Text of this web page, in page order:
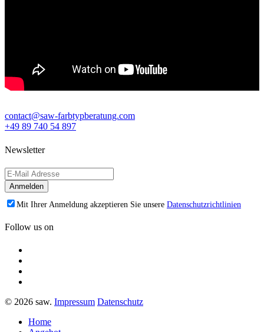
contact@saw-farbtypberatung.com
+49 89 740 54 897
Newsletter
Mit Ihrer Anmeldung akzeptieren Sie unsere Datenschutzrichtlinien
Follow us on
© 2026 saw. Impressum Datenschutz
Home